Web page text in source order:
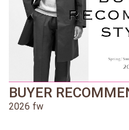
BUYER
2026 fw